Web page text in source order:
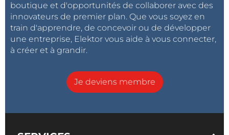
boutique et d'opportunités de collaborer avec des
innovateurs de premier plan. Que vous soyez en
train d'apprendre, de concevoir ou de développer
une entreprise, Elektor vous aide à vous connecter,
à créer et à grandir.
Je deviens membre